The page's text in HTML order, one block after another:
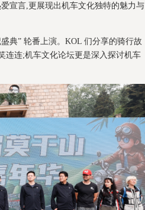
宣言,更展现出机车文化独特的魅力与
典” 轮番上演。KOL 们分享的骑行故
连连;机车文化论坛更是深入探讨机车